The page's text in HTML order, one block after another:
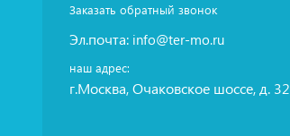
Заказать обратный звонок
Эл.почта: info@ter-mo.ru
наш адрес:
г.Москва, Очаковское шоссе, д. 32